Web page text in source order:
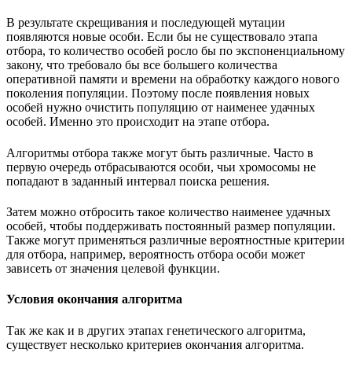
В результате скрещивания и последующей мутации
появляются новые особи. Если бы не существовало этапа
отбора, то количество особей росло бы по экспоненциальному
закону, что требовало бы все большего количества
оперативной памяти и времени на обработку каждого нового
поколения популяции. Поэтому после появления новых
особей нужно очистить популяцию от наименее удачных
особей. Именно это происходит на этапе отбора.
Алгоритмы отбора также могут быть различные. Часто в
первую очередь отбрасываются особи, чьи хромосомы не
попадают в заданный интервал поиска решения.
Затем можно отбросить такое количество наименее удачных
особей, чтобы поддерживать постоянный размер популяции.
Также могут применяться различные вероятностные критерии
для отбора, например, вероятность отбора особи может
зависеть от значения целевой функции.
Условия окончания алгоритма
Так же как и в других этапах генетического алгоритма,
существует несколько критериев окончания алгоритма.